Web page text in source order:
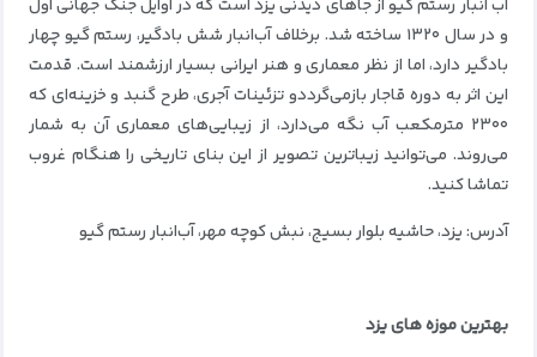
آب انبار رستم گیو از جاهای دیدنی یزد است که در اوایل جنگ جهانی اول
و در سال ۱۳۲۰ ساخته شد. برخلاف آب‌انبار شش بادگیر، رستم گیو چهار
بادگیر دارد، اما از نظر معماری و هنر ایرانی بسیار ارزشمند است. قدمت
این اثر به دوره قاجار بازمی‌گرددو تزئینات آجری، طرح گنبد و خزینه‌ای که
۲۳۰۰ مترمکعب آب نگه می‌دارد، از زیبایی‌های معماری آن به شمار
می‌روند. می‌توانید زیباترین تصویر از این بنای تاریخی را هنگام غروب
تماشا کنید.
آدرس: یزد، حاشیه بلوار بسیج، نبش کوچه مهر، آب‌انبار رستم گیو
بهترین موزه های یزد